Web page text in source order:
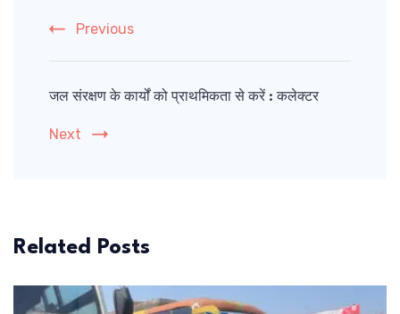
Previous
जल संरक्षण के कार्यों को प्राथमिकता से करें : कलेक्टर
Next
Related Posts